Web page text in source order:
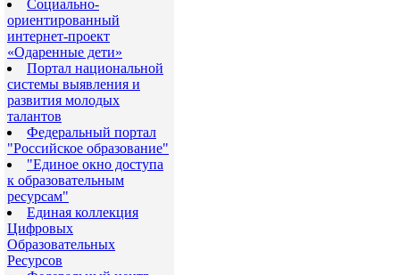
Социально-
ориентированный
интернет-проект
«Одаренные дети»
Портал национальной
системы выявления и
развития молодых
талантов
Федеральный портал
"Российское образование"
"Eдиное окно доступа
к образовательным
ресурсам"
Eдиная коллекция
Цифровых
Образовательных
Ресурсов